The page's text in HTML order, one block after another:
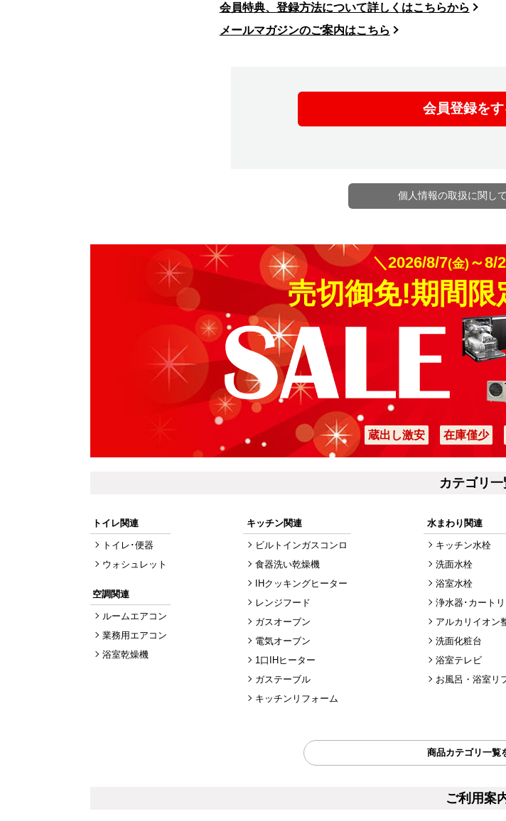
会員特典、登録方法について詳しくはこちらから
メールマガジンのご案内はこちら
会員登録をす
個人情報の取扱に関し
＼2026/8/7(金) ～8/
売切御免!期間限
蔵出し激安 在庫僅少
カテゴリ一
トイレ関連
トイレ･便器
ウォシュレット
空調関連
ルームエアコン
業務用エアコン
浴室乾燥機
キッチン関連
ビルトインガスコンロ
食器洗い乾燥機
IHクッキングヒーター
レンジフード
ガスオーブン
電気オーブン
1口IHヒーター
ガステーブル
キッチンリフォーム
水まわり関連
キッチン水栓
洗面水栓
浴室水栓
浄水器･カート
アルカリイオン
洗面化粧台
浴室テレビ
お風呂・浴室リ
商品カテゴリ一覧
ご利用案